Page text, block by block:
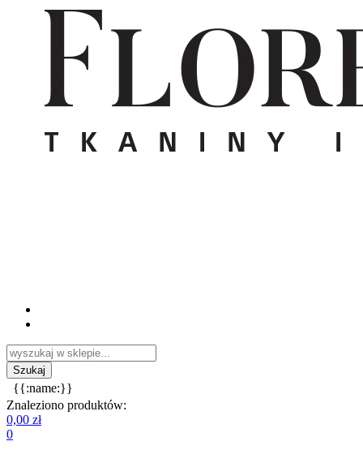
{{:name:}}
Znaleziono produktów:
0,00 zł
0